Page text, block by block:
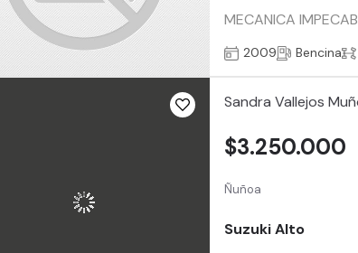
MECANICA
2009 Bencina
Sandra Vallejos
Ñuñoa
Suzuki Alto
$3.250.000